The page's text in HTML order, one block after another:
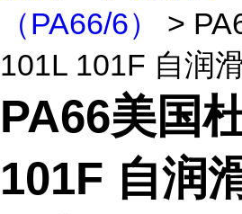
（PA66/6）
>
101L 101F 自润
PA66美国
101F 自润